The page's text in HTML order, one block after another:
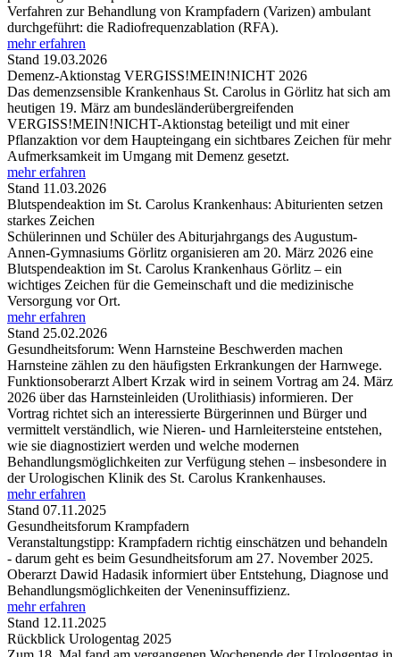
Verfahren zur Behandlung von Krampfadern (Varizen) ambulant
durchgeführt: die Radiofrequenzablation (RFA).
mehr erfahren
Stand 19.03.2026
Demenz-Aktionstag VERGISS!MEIN!NICHT 2026
Das demenzsensible Krankenhaus St. Carolus in Görlitz hat sich am
heutigen 19. März am bundesländerübergreifenden
VERGISS!MEIN!NICHT-Aktionstag beteiligt und mit einer
Pflanzaktion vor dem Haupteingang ein sichtbares Zeichen für mehr
Aufmerksamkeit im Umgang mit Demenz gesetzt.
mehr erfahren
Stand 11.03.2026
Blutspendeaktion im St. Carolus Krankenhaus: Abiturienten setzen
starkes Zeichen
Schülerinnen und Schüler des Abiturjahrgangs des Augustum-
Annen-Gymnasiums Görlitz organisieren am 20. März 2026 eine
Blutspendeaktion im St. Carolus Krankenhaus Görlitz – ein
wichtiges Zeichen für die Gemeinschaft und die medizinische
Versorgung vor Ort.
mehr erfahren
Stand 25.02.2026
Gesundheitsforum: Wenn Harnsteine Beschwerden machen
Harnsteine zählen zu den häufigsten Erkrankungen der Harnwege.
Funktionsoberarzt Albert Krzak wird in seinem Vortrag am 24. März
2026 über das Harnsteinleiden (Urolithiasis) informieren. Der
Vortrag richtet sich an interessierte Bürgerinnen und Bürger und
vermittelt verständlich, wie Nieren- und Harnleitersteine entstehen,
wie sie diagnostiziert werden und welche modernen
Behandlungsmöglichkeiten zur Verfügung stehen – insbesondere in
der Urologischen Klinik des St. Carolus Krankenhauses.
mehr erfahren
Stand 07.11.2025
Gesundheitsforum Krampfadern
Veranstaltungstipp: Krampfadern richtig einschätzen und behandeln
- darum geht es beim Gesundheitsforum am 27. November 2025.
Oberarzt Dawid Hadasik informiert über Entstehung, Diagnose und
Behandlungsmöglichkeiten der Veneninsuffizienz.
mehr erfahren
Stand 12.11.2025
Rückblick Urologentag 2025